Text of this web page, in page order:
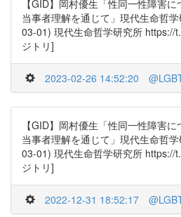
【GID】岡村優生「性同一性障害
当事者理解を通じて」現代生命哲
03-01) 現代生命哲学研究所 https://
ジトリ]
2023-02-26 14:52:20
【GID】岡村優生「性同一性障害
当事者理解を通じて」現代生命哲
03-01) 現代生命哲学研究所 https://
ジトリ]
2022-12-31 18:52:17